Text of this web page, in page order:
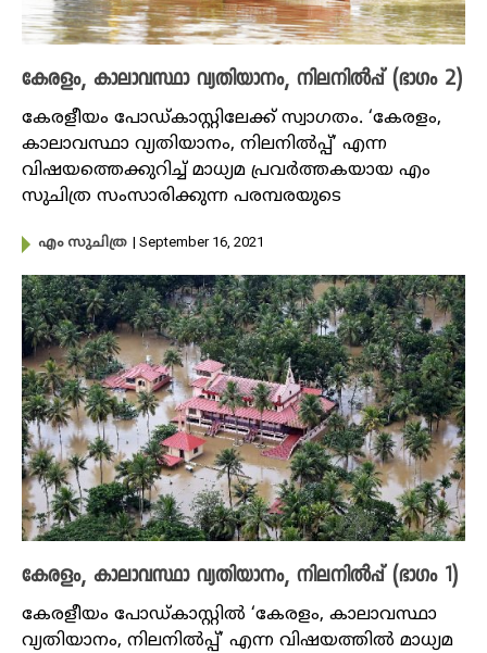
കേരളം, കാലാവസ്ഥാ വ്യതിയാനം, നിലനിൽപ്പ് (ഭാ​ഗം 2)
കേരളീയം പോഡ്കാസ്റ്റിലേക്ക് സ്വാ​ഗതം. ‘കേരളം,
കാലാവസ്ഥാ വ്യതിയാനം, നിലനിൽപ്പ്’ എന്ന
വിഷയത്തെക്കുറിച്ച് മാധ്യമ പ്രവർത്തകയായ എം
സുചിത്ര സംസാരിക്കുന്ന പരമ്പരയുടെ
എം സുചിത്ര | September 16, 2021
കേരളം, കാലാവസ്ഥാ വ്യതിയാനം, നിലനിൽപ്പ് (ഭാ​ഗം 1)
കേരളീയം പോഡ്കാസ്റ്റിൽ ‘കേരളം, കാലാവസ്ഥാ
വ്യതിയാനം, നിലനിൽപ്പ്’ എന്ന വിഷയത്തിൽ മാധ്യമ